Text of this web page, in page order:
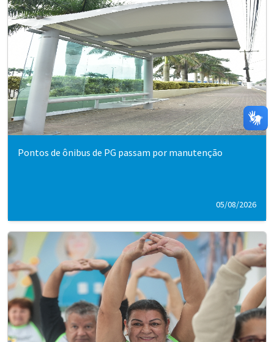
Pontos de ônibus de PG passam por manutenção
05/08/2026